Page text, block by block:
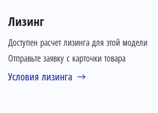
Лизинг
Доступен расчет лизинга для этой модели
Отправьте заявку с карточки товара
Условия лизинга